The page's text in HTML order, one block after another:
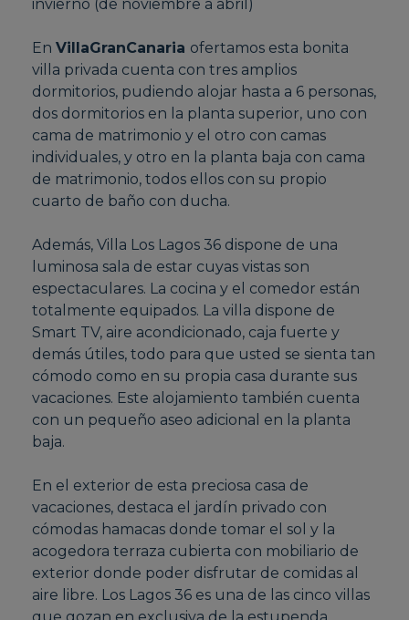
invierno (de noviembre a abril)
EnVillaGranCanaria ofertamos esta bonita
villa privada cuenta con tres amplios
dormitorios, pudiendo alojar hasta a 6 personas,
dos dormitorios en la planta superior, uno con
cama de matrimonio y el otro con camas
individuales, y otro en la planta baja con cama
de matrimonio, todos ellos con su propio
cuarto de baño con ducha.
Además, Villa Los Lagos 36 dispone de una
luminosa sala de estar cuyas vistas son
espectaculares. La cocina y el comedor están
totalmente equipados. La villa dispone de
Smart TV, aire acondicionado, caja fuerte y
demás útiles, todo para que usted se sienta tan
cómodo como en su propia casa durante sus
vacaciones. Este alojamiento también cuenta
con un pequeño aseo adicional en la planta
baja.
En el exterior de esta preciosa casa de
vacaciones, destaca el jardín privado con
cómodas hamacas donde tomar el sol y la
acogedora terraza cubierta con mobiliario de
exterior donde poder disfrutar de comidas al
aire libre. Los Lagos 36 es una de las cinco villas